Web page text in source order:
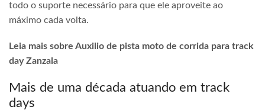
todo o suporte necessário para que ele aproveite ao
máximo cada volta.
Leia mais sobre Auxilio de pista moto de corrida para track
day Zanzala
Mais de uma década atuando em track
days